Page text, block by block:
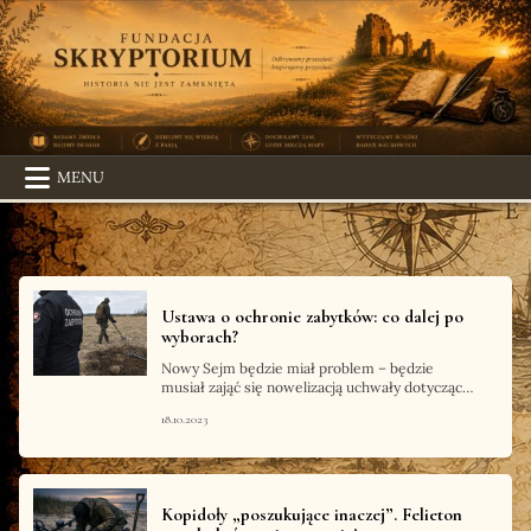
Skip
to
content
MENU
Ustawa o ochronie zabytków: co dalej po
wyborach?
Nowy Sejm będzie miał problem – będzie
musiał zająć się nowelizacją uchwały dotyczącej
to – na nasze oko – może w kwietniu, kiedy
18.10.2023
Kopidoły „poszukujące inaczej”. Felieton